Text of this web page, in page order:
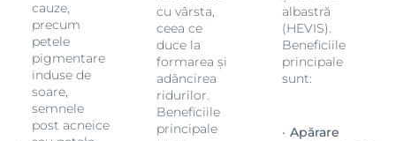
cauze,
precum
petele
pigmentare
induse de
soare,
semnele
post acneice
cu vârsta,
ceea ce
duce la
formarea și
adâncirea
ridurilor.
Beneficiile
principale
albastră
(HEVIS).
Beneficiile
principale
sunt:
Apărare